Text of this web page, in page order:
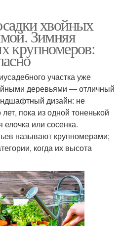
хвойных
Зимняя
крупномеров:
участка уже
деревьями — отличный
дизайн: не
пока из одной тоненькой
елочка или сосенка.
называют крупномерами;
когда их высота